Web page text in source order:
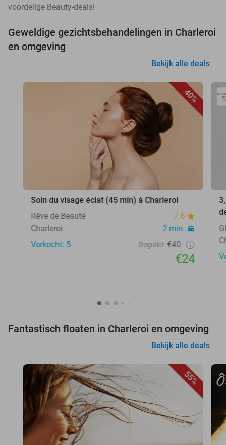
voordelige Beauty-deals!
Geweldige gezichtsbehandelingen in Charleroi
en omgeving
Bekijk alle deals
40%
Soin du visage éclat (45 min) à Charleroi
Rêve de Beauté
7.6
Charleroi
2 min.
Verkocht: 5
Regulier €40
€24
Fantastisch floaten in Charleroi en omgeving
Bekijk alle deals
55%